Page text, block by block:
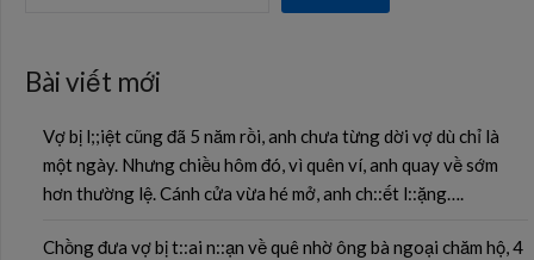
Bài viết mới
Vợ bị l;;iệt cũng đã 5 năm rồi, anh chưa từng dời vợ dù chỉ là
một ngày. Nhưng chiều hôm đó, vì quên ví, anh quay về sớm
hơn thường lệ. Cánh cửa vừa hé mở, anh ch::ết l::ặng….
Chồng đưa vợ bị t::ai n::ạn về quê nhờ ông bà ngoại chăm hộ, 4